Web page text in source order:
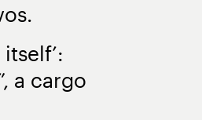
a cargo